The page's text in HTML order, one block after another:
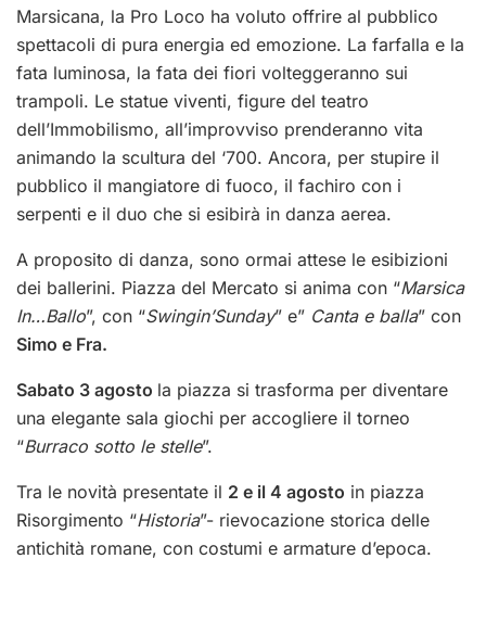
Marsicana, la Pro Loco ha voluto offrire al pubblico
spettacoli di pura energia ed emozione. La farfalla e la
fata luminosa, la fata dei fiori volteggeranno sui
trampoli. Le statue viventi, figure del teatro
dell’Immobilismo, all’improvviso prenderanno vita
animando la scultura del ‘700. Ancora, per stupire il
pubblico il mangiatore di fuoco, il fachiro con i
serpenti e il duo che si esibirà in danza aerea.
A proposito di danza, sono ormai attese le esibizioni
dei ballerini. Piazza del Mercato si anima con “Marsica
In…Ballo”, con “Swingin’Sunday” e” Canta e balla” con
Simo e Fra.
Sabato 3 agosto la piazza si trasforma per diventare
una elegante sala giochi per accogliere il torneo
“Burraco sotto le stelle”.
Tra le novità presentate il 2 e il 4 agosto in piazza
Risorgimento “Historia”- rievocazione storica delle
antichità romane, con costumi e armature d’epoca.